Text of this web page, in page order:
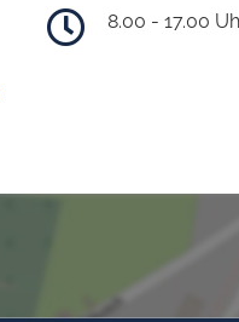
8.00 - 17.00